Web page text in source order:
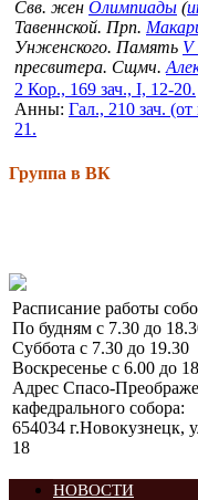
Свв. жен Олимпиады (
Тавеннской. Прп.
Унженского. Память V
пресвитера. Сщмч.
2 Кор., 169 зач., I, 12-20.
Анны: Гал., 210 зач.
21.
Группа в ВК
Расписание работы
По будням с 7.30 до
Суббота с 7.30 до 19.30
Воскресенье с 6.00 до
Адрес Спасо-
кафедрального собора:
654034 г.Новокузнецк,
18
НОВОСТИ